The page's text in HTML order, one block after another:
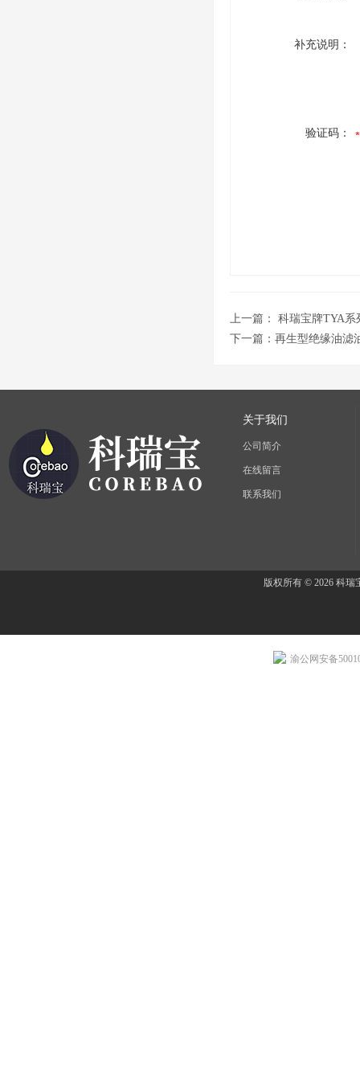
补充说明：
验证码：
上一篇： 科瑞宝牌TYA系
下一篇： 再生型绝缘油滤
关于我们
公司简介
在线留言
联系我们
版权所有 © 2026 科
渝公网安备